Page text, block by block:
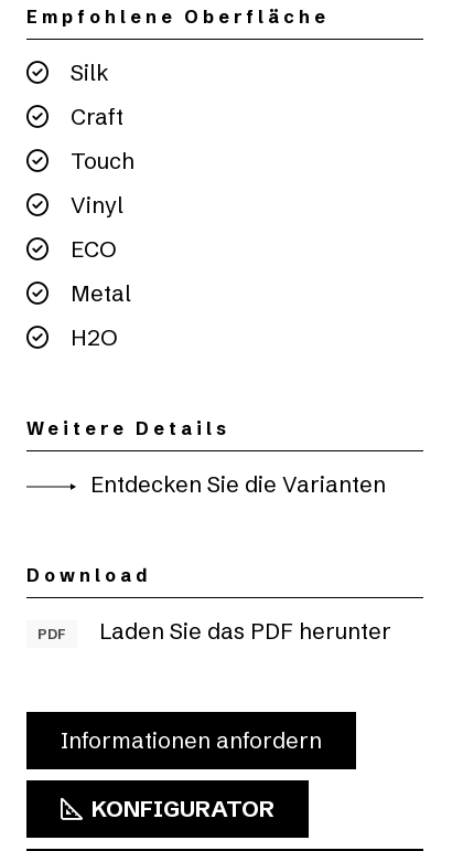
Empfohlene Oberfläche
Silk
Craft
Touch
Vinyl
ECO
Metal
H2O
Weitere Details
Entdecken Sie die Varianten
Download
PDF Laden Sie das PDF herunter
Informationen anfordern
KONFIGURATOR